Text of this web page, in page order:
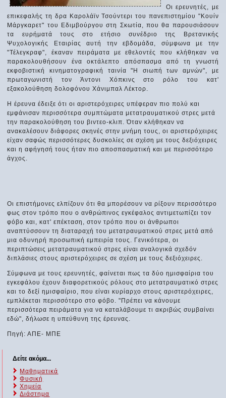
Οι ερευνητές, με
επικεφαλής τη δρα Καρολάϊν Τσούντερι του πανεπιστημίου "Κουίν
Μάργκαρετ" του Εδιμβούργου στη Σκωτία, που θα παρουσιάσουν
τα ευρήματά τους στο ετήσιο συνέδριο της Βρετανικής
Ψυχολογικής Εταιρίας αυτή την εβδομάδα, σύμφωνα με την
"Τέλεγκραφ", έκαναν πειράματα με εθελοντές που κλήθηκαν να
παρακολουθήσουν ένα οκτάλεπτο απόσπασμα από τη γνωστή
εκφοβιστική κινηματογραφική ταινία "Η σιωπή των αμνών", με
πρωταγωνιστή τον Άντονι Χόπκινς στο ρόλο του κατ'
εξακολούθηση δολοφόνου Χάνιμπαλ Λέκτορ.
Η έρευνα έδειξε ότι οι αριστερόχειρες υπέφεραν πιο πολύ και
εμφάνισαν περισσότερα συμπτώματα μετατραυματικού στρες μετά
την παρακολούθηση του βιντεο-κλιπ. Όταν κλήθηκαν να
ανακαλέσουν διάφορες σκηνές στην μνήμη τους, οι αριστερόχειρες
είχαν σαφώς περισσότερες δυσκολίες σε σχέση με τους δεξιόχειρες
και η αφήγησή τους ήταν πιο αποσπασματική και με περισσότερο
άγχος.
Οι επιστήμονες ελπίζουν ότι θα μπορέσουν να ρίξουν περισσότερο
φως στον τρόπο που ο ανθρώπινος εγκέφαλος αντιμετωπίζει τον
φόβο και, κατ' επέκταση, στον τρόπο που οι άνθρωποι
αναπτύσσουν τη διαταραχή του μετατραυματικού στρες μετά από
μια οδυνηρή προσωπική εμπειρία τους. Γενικότερα, οι
περιπτώσεις μετατραυματικού στρες είναι αναλογικά σχεδόν
διπλάσιες στους αριστερόχειρες σε σχέση με τους δεξιόχειρες.
Σύμφωνα με τους ερευνητές, φαίνεται πως τα δύο ημισφαίρια του
εγκεφάλου έχουν διαφορετικούς ρόλους στο μετατραυματικό στρες
και το δεξί ημισφαίριο, που είναι κυρίαρχο στους αριστερόχειρες,
εμπλέκεται περισσότερο στο φόβο. "Πρέπει να κάνουμε
περισσότερα πειράματα για να καταλάβουμε τι ακριβώς συμβαίνει
εδώ", δήλωσε η υπεύθυνη της έρευνας.
Πηγή: ΑΠΕ- ΜΠΕ
Δείτε ακόμα...
Μαθηματικά
Φυσική
Χημεία
Διάστημα